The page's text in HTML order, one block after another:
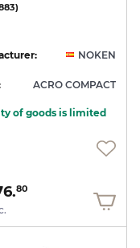
NOKEN
ACRO COMPACT
of goods is limited
80